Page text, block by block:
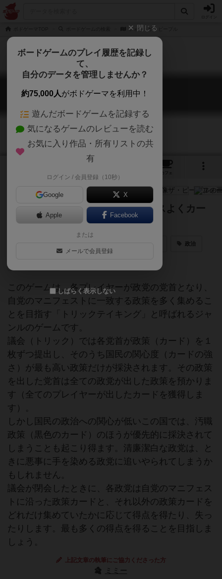
フォー・ザ・ピープル
フォー・ザ・ピープル
For The People
カフェ
政界の荒波を乗りこなし、バランスよくカー
ドを集めろ！
政治
このゲームは、各プレイヤーが政党の党首となり、
自党のマニフェストに一致する政策を多く集めるこ
とを目指す「トリックテイキング」と呼ばれるジャ
ンルのゲームです。
議会（トリック）では各党首が政策（カード）を１
枚ずつ提出し、そのうち国民の関心度（カードの強
さ）が最も高い政策だけが採決されます。その政策
を出した党首は全ての政党が出した政策を預かりま
す（全てのプレイヤーが出したカードを獲得しま
す）。
しかし国民の政治への関心が低いこの国では、汚職
政策（黒色のカード）のほうが優先的に採決されて
しまうことも起こり得ます。清廉潔白な政党は、と
きに悪事に手を染める政党に追いやられてしまうか
もしれません。
議会が閉会したときに、各政党は自党のマニフェス
トに沿った政策カードと、それ以外の政策カードを
どれだけ集めていたかに応じて得点を得たり、失っ
たりします。最も多くの得点を得ることを目指しま
しょう。
上記文章の執筆にご協力くださった方
ミミー
閉じる
ボードゲームのプレイ履歴を記録し
て、
自分のデータを管理しませんか？
約75,000人がボドゲーマを利用中！
遊んだボードゲームを記録する
気になるゲームのレビューを読む
お気に入り作品・所有リストの共
有
ログイン / 会員登録（10秒）
Google X
Apple Facebook
または
メールで会員登録
しばらく表示しない